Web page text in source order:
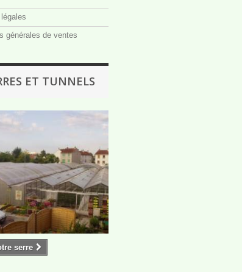
générales de ventes
ET TUNNELS
serre